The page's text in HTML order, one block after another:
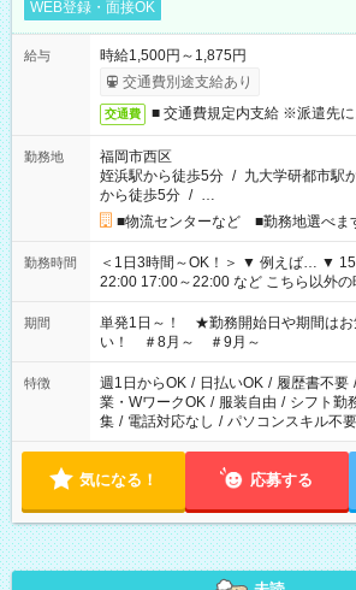
WEB登録・面接OK
給与
時給1,500円～1,875円
交通費別途支給あり
交通費 ■ 交通費規定内支給 ※派遣先に
勤務地
福岡市西区
姪浜駅から徒歩5分 / 九大学研都市駅
から徒歩5分 / …
■物流センターなど ■勤務地選べま
勤務時間
＜1日3時間～OK！＞ ▼ 例えば… ▼ 15:00～18:00 15:00～
22:00 17:00～22:00 など こちら以外の時間もお気軽にご相談く
ださい！
期間
単発1日～！ ★勤務開始日や期間はお
い！ ＃8月～ ＃9月～
特徴 週1日からOK / 日払いOK / 履歴書不要 /
業・WワークOK / 服装自由 / シフト勤
集 / 電話対応なし / パソコンスキル不要
気になる！ 応募する